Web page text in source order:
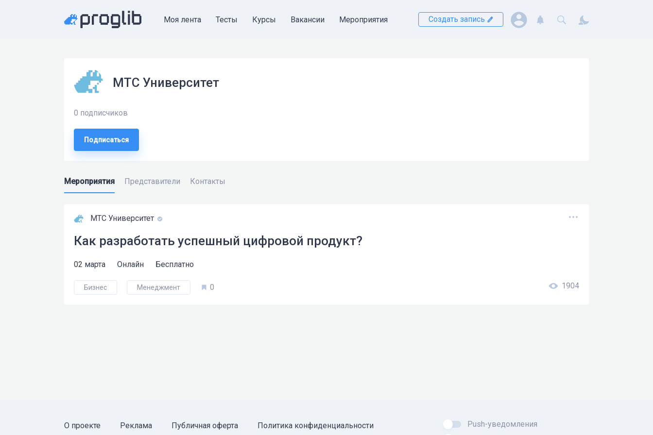
Моя лента Тесты Курсы Вакансии Мероприятия Создать запись
МТС Университет
0 подписчиков
Подписаться
Мероприятия Представители Контакты
МТС Университет
Как разработать успешный цифровой продукт?
02 марта Онлайн Бесплатно
Бизнес Менеджмент 0 1904
О проекте Реклама Публичная оферта Политика конфиденциальности
Push-уведомления